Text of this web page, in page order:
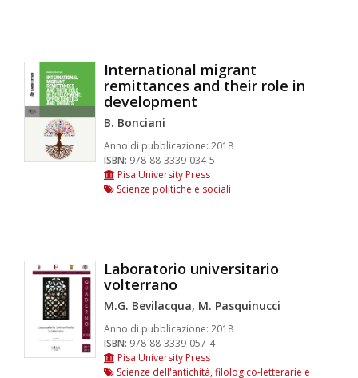
International migrant
remittances and their role in
development
B. Bonciani
Anno di pubblicazione: 2018
ISBN: 978-88-3339-034-5
Pisa University Press
Scienze politiche e sociali
Laboratorio universitario
volterrano
M.G. Bevilacqua, M. Pasquinucci
Anno di pubblicazione: 2018
ISBN: 978-88-3339-057-4
Pisa University Press
Scienze dell'antichità, filologico-letterarie e